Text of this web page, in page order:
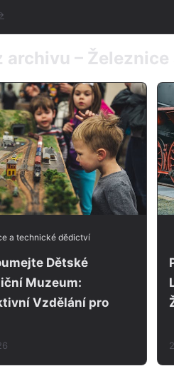
archivu –
a technické dědictví
Dětské
Muzeum:
Vzdělání pro